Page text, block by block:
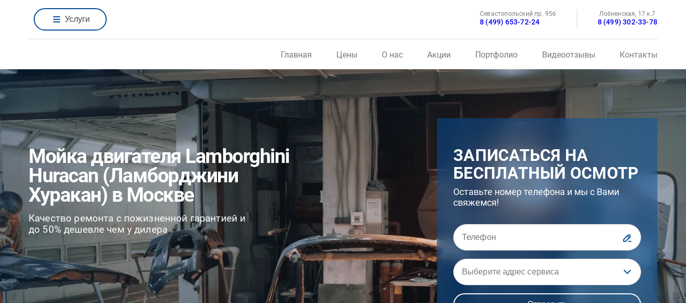
Услуги
Севастопольский пр. 95б
8 (499) 653-72-24
Лобненская, 17 к.7
8 (499) 302-33-78
Главная Цены О нас Акции Портфолио Видеоотзывы Контакты
Мойка двигателя Lamborghini
Huracan (Ламборджини
Хуракан) в Москве
Качество ремонта с пожизненной гарантией и
до 50% дешевле чем у дилера
ЗАПИСАТЬСЯ НА
БЕСПЛАТНЫЙ ОСМОТР
Оставьте номер телефона и мы с Вами
свяжемся!
Выберите адрес сервиса